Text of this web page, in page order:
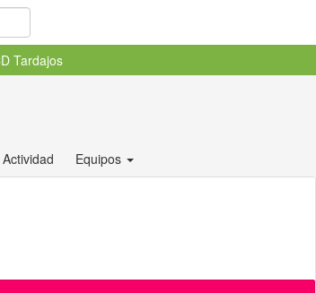
Tardajos
Actividad Equipos